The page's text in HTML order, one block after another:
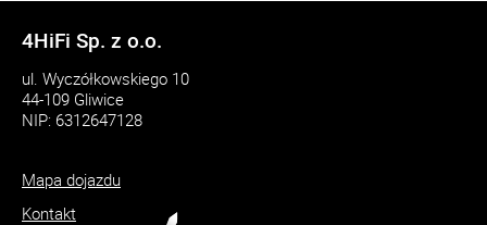
4HiFi Sp. z o.o.
ul. Wyczółkowskiego 10
44-109 Gliwice
NIP: 6312647128
Mapa dojazdu
Kontakt